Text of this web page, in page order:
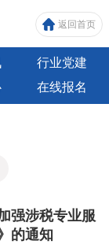
返回首页
行业党建
在线报名
强涉税专业服
的通知